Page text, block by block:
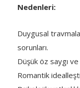
Nedenleri:
Duygusal
sorunları.
Düşük öz saygı
Romantik